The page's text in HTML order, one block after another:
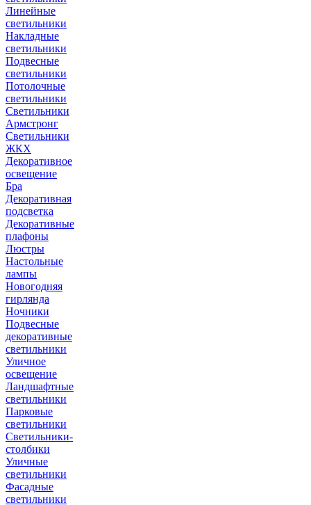
Линейные
светильники
Накладные
светильники
Подвесные
светильники
Потолочные
светильники
Светильники
Армстронг
Светильники
ЖКХ
Декоративное
освещение
Бра
Декоративная
подсветка
Декоративные
плафоны
Люстры
Настольные
лампы
Новогодняя
гирлянда
Ночники
Подвесные
декоративные
светильники
Уличное
освещение
Ландшафтные
светильники
Парковые
светильники
Светильники-
столбики
Уличные
светильники
Фасадные
светильники